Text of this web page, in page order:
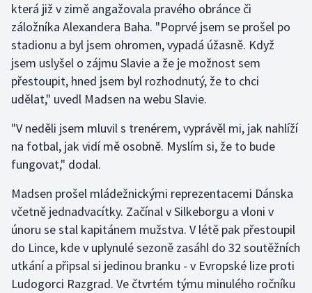
Futsal
Golf
Gymnastika
Jezdectví
Krasobruslení
Lezení
Lyže a snowboard
která již v zimě angažovala pravého obránce či
záložníka Alexandera Baha. "Poprvé jsem se prošel po
stadionu a byl jsem ohromen, vypadá úžasně. Když
jsem uslyšel o zájmu Slavie a že je možnost sem
přestoupit, hned jsem byl rozhodnutý, že to chci
udělat," uvedl Madsen na webu Slavie.
"V neděli jsem mluvil s trenérem, vyprávěl mi, jak nahlíží
na fotbal, jak vidí mě osobně. Myslím si, že to bude
fungovat," dodal.
Madsen prošel mládežnickými reprezentacemi Dánska
včetně jednadvacítky. Začínal v Silkeborgu a vloni v
únoru se stal kapitánem mužstva. V létě pak přestoupil
do Lince, kde v uplynulé sezoně zasáhl do 32 soutěžních
utkání a připsal si jedinou branku - v Evropské lize proti
Ludogorci Razgrad. Ve čtvrtém týmu minulého ročníku